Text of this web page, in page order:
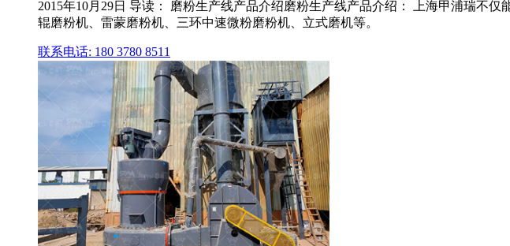
2015年10月29日 导读： 磨粉生产线产品介绍磨粉生产线产品介绍： 上海甲浦瑞不
辊磨粉机、雷蒙磨粉机、三环中速微粉磨粉机、立式磨机等。
联系电话: 180 3780 8511